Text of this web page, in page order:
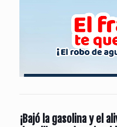
¡Bajó la gasolina y el